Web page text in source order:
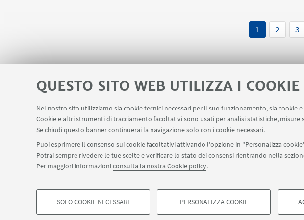
QUESTO SITO WEB UTILIZZA I COOKIE
Nel nostro sito utilizziamo sia cookie tecnici necessari per il suo funzionamento, sia
Cookie e altri strumenti di tracciamento facoltativi sono usati per analisi statistiche,
Se chiudi questo banner continuerai la navigazione solo con i cookie necessari.
Puoi esprimere il consenso sui cookie facoltativi attivando l'opzione in "Personalizza
Potrai sempre rivedere le tue scelte e verificare lo stato dei consensi rientrando nella
Per maggiori informazioniconsulta la nostra Cookie policy.
COOKIE DI PROFILAZIONE - FACOLTATIVI
SOLO COOKIE NECESSARI PERSONALIZZA COOKIE
+9,3%
1 2 3
LINK UTILI Apps Area Riservata Schermi Infopoint
SEGUI IL DIPARTIMENTO SU:
©Copyright 2026 - ALMA MATER STUDIORUM - Università di Bologna - Via Zamboni, 33 -
Note legali Informazioni sul sito e accessibilità Impostazioni Cookie